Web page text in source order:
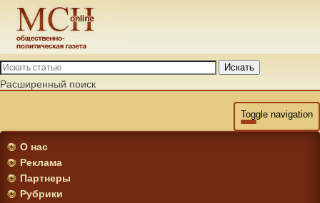
Искать
Расширенный поиск
Toggle navigation
О нас
Реклама
Партнеры
Рубрики